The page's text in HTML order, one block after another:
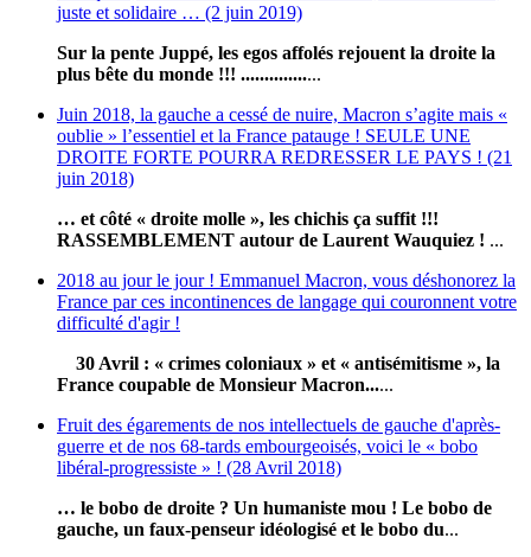
juste et solidaire … (2 juin 2019)
Sur la pente Juppé, les egos affolés rejouent la droite la
plus bête du monde !!! .................
Juin 2018, la gauche a cessé de nuire, Macron s’agite mais «
oublie » l’essentiel et la France patauge ! SEULE UNE
DROITE FORTE POURRA REDRESSER LE PAYS ! (21
juin 2018)
… et côté « droite molle », les chichis ça suffit !!!
RASSEMBLEMENT autour de Laurent Wauquiez ! ...
2018 au jour le jour ! Emmanuel Macron, vous déshonorez la
France par ces incontinences de langage qui couronnent votre
difficulté d'agir !
30 Avril : « crimes coloniaux » et « antisémitisme », la
France coupable de Monsieur Macron......
Fruit des égarements de nos intellectuels de gauche d'après-
guerre et de nos 68-tards embourgeoisés, voici le « bobo
libéral-progressiste » ! (28 Avril 2018)
… le bobo de droite ? Un humaniste mou ! Le bobo de
gauche, un faux-penseur idéologisé et le bobo du...